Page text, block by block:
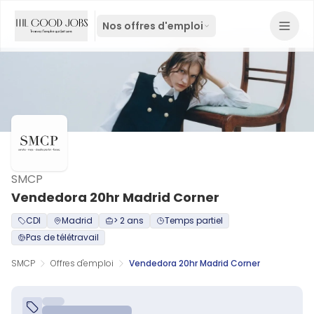
Nos offres d'emploi
Vendedora 20hr Madrid Corner
SMCP
CDI Madrid > 2 ans
Temps partiel
Pas de télétravail
SMCP Offres d'emploi Vendedora 20hr Madrid Corner